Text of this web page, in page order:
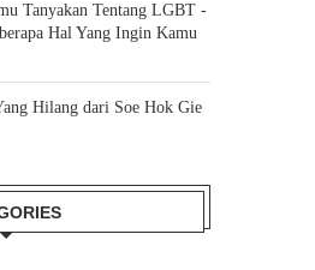
Tanyakan Tentang LGBT -
Hal Yang Ingin Kamu
Hilang dari Soe Hok Gie